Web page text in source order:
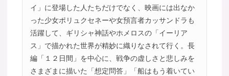
イ」に登場した人たちだけでなく、映画には出なか
った少女ポリュクセネーや女預言者カッサンドラも
活躍して、ギリシャ神話やホメロスの「イーリア
ス」で描かれた世界が精妙に織りなされて行く。長
編「１２日間」を中心に、戦争の虚しさと悲しみを
さまざまに描いた「想定問答」「船はもう着いてい